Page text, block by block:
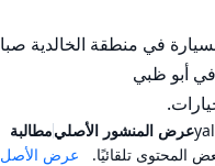
عرض المنشور الأصليمطالبة
عرض الأصل
المحتوى تلقائيًا.